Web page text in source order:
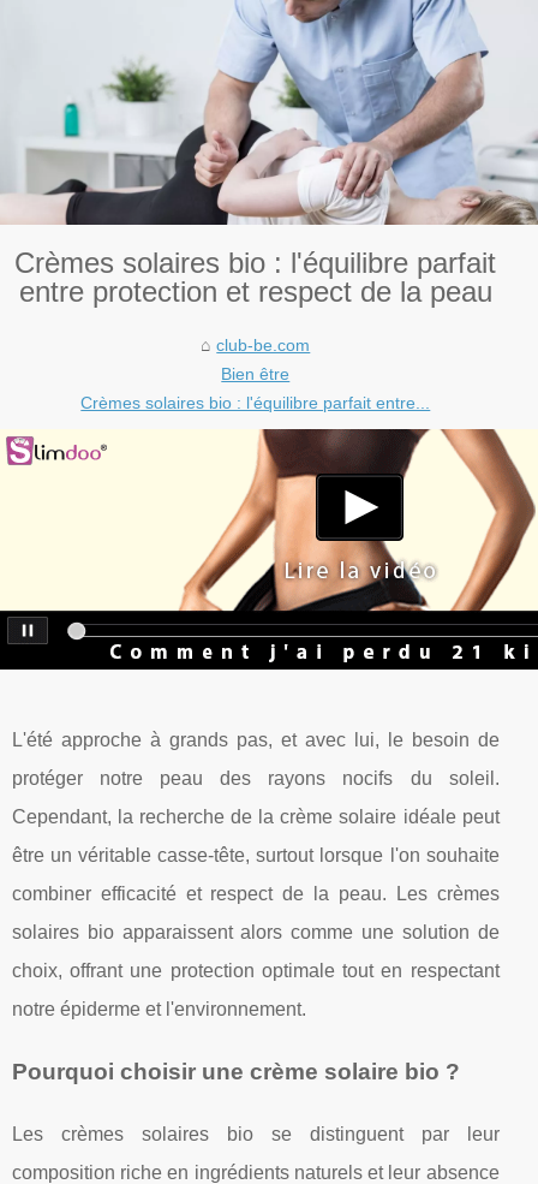
Crèmes solaires bio : l'équilibre parfait
entre protection et respect de la peau
club-be.com
Bien être
Crèmes solaires bio : l'équilibre parfait entre...
L'été approche à grands pas, et avec lui, le besoin de
protéger notre peau des rayons nocifs du soleil.
Cependant, la recherche de la crème solaire idéale peut
être un véritable casse-tête, surtout lorsque l'on souhaite
combiner efficacité et respect de la peau. Les crèmes
solaires bio apparaissent alors comme une solution de
choix, offrant une protection optimale tout en respectant
notre épiderme et l'environnement.
Pourquoi choisir une crème solaire bio ?
Les crèmes solaires bio se distinguent par leur
composition riche en ingrédients naturels et leur absence